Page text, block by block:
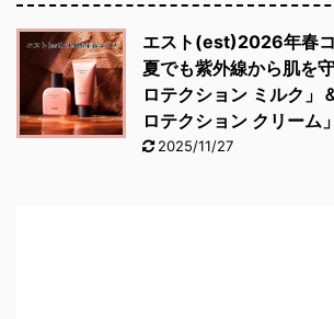
エスト(est)2026年春
夏でも紫外線から肌を
ロテクション ミルク」
ロテクション クリーム
2025/11/27